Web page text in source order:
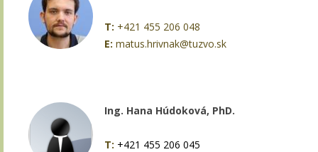
T: +421 455 206 048
E: matus.hrivnak@tuzvo.sk
Ing. Hana Húdoková, PhD.
T: +421 455 206 045